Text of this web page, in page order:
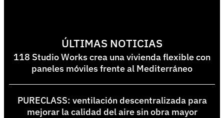
ÚLTIMAS NOTICIAS
118 Studio Works crea una vivienda flexible con
paneles móviles frente al Mediterráneo
PURECLASS: ventilación descentralizada para
mejorar la calidad del aire sin obra mayor